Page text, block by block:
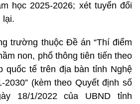
học 2025-2026; xét tuyển đối
lại.
trường thuộc Đề án “Thí điểm
non, phổ thông tiên tiến theo
quốc tế trên địa bàn tỉnh Nghệ
2030” (kèm theo Quyết định số
18/1/2022 của UBND tỉnh